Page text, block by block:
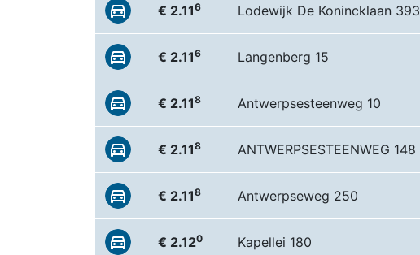
€ 2.116 Lodewijk De Konincklaan 393
€ 2.116 Langenberg 15
€ 2.118 Antwerpsesteenweg 10
€ 2.118 ANTWERPSESTEENWEG 148
€ 2.118 Antwerpseweg 250
€ 2.120 Kapellei 180